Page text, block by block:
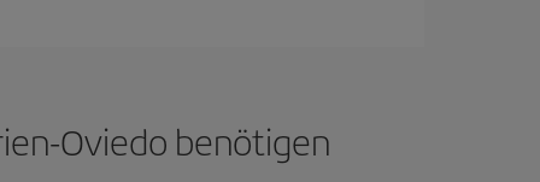
Oviedo benötigen